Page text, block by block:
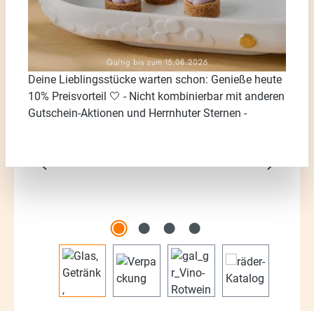
Bildergalerie überspringen
Deine Lieblingsstücke warten schon: Genieße heute
10% Preisvorteil 🤍 - Nicht kombinierbar mit anderen
Gutschein-Aktionen und Herrnhuter Sternen -